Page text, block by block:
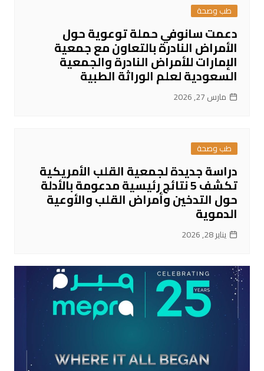
طب وصحة
دعمت سانوفي حملة توعوية حول
الأمراض النادرة بالتعاون مع جمعية
الإمارات للأمراض النادرة والجمعية
السعودية لعلم الوراثة الطبية
مارس 27, 2026
طب وصحة
دراسة جديدة لجمعية القلب الأمريكية
تكشف 5 نتائج رئيسية مدعومة بالأدلة
حول التدخين وأمراض القلب والأوعية
الدموية
يناير 28, 2026